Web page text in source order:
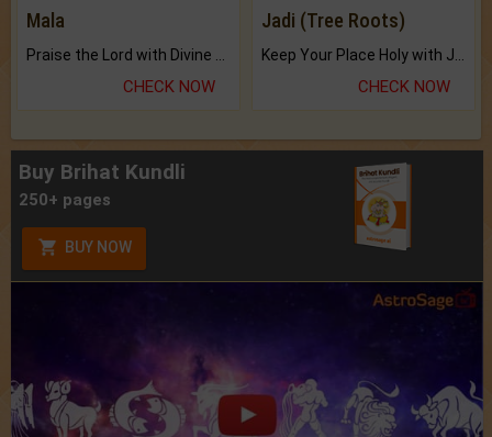
Mala
Praise the Lord with Divine Energies of Mala.
CHECK NOW
Jadi (Tree Roots)
Keep Your Place Holy with Jadi.
CHECK NOW
Buy Brihat Kundli
250+ pages
BUY NOW